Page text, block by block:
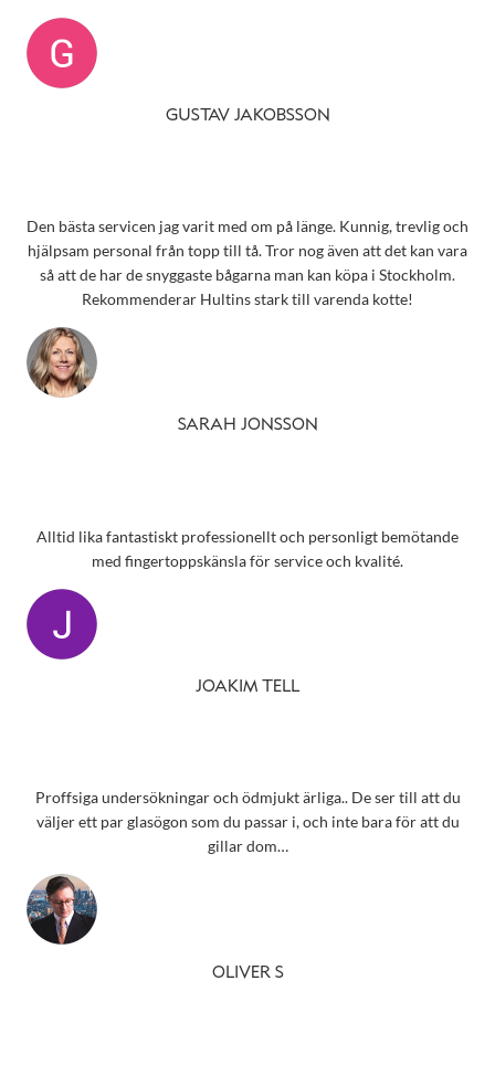
GUSTAV JAKOBSSON
Den bästa servicen jag varit med om på länge. Kunnig, trevlig och
hjälpsam personal från topp till tå. Tror nog även att det kan vara
så att de har de snyggaste bågarna man kan köpa i Stockholm.
Rekommenderar Hultins stark till varenda kotte!
SARAH JONSSON
Alltid lika fantastiskt professionellt och personligt bemötande
med fingertoppskänsla för service och kvalité.
JOAKIM TELL
Proffsiga undersökningar och ödmjukt ärliga.. De ser till att du
väljer ett par glasögon som du passar i, och inte bara för att du
gillar dom…
OLIVER S